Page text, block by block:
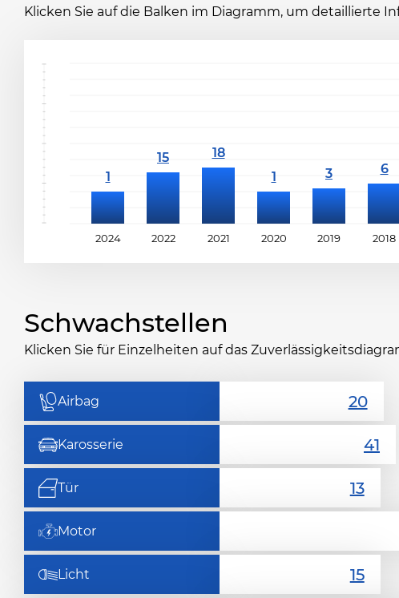
Klicken Sie auf die Balken im Diagramm, um detaillierte
2024 2022 2021 2020 2019 2018
Schwachstellen
Klicken Sie für Einzelheiten auf das
Airbag
Karosserie
Tür
Motor
Licht